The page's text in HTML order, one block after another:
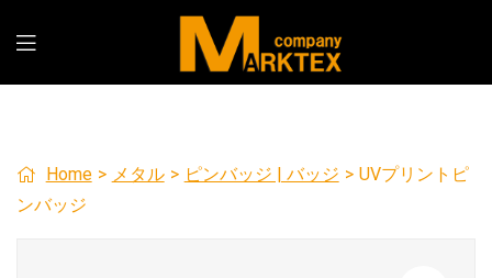
Home > メタル > ピンバッジ | バッジ > UVプリントピ
ンバッジ